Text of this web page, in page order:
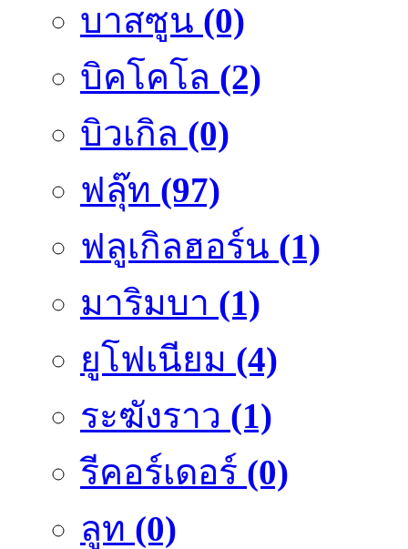
บาสซูน (0)
บิคโคโล (2)
บิวเกิล (0)
ฟลุ๊ท (97)
ฟลูเกิลฮอร์น (1)
มาริมบา (1)
ยูโฟเนียม (4)
ระฆังราว (1)
รีคอร์เดอร์ (0)
ลูท (0)